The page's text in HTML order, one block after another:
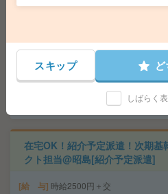
給 与 時給2100円～2200円＋交 【
50円～ ■給与の前払いが可能な速払い
交通費 交通費支給あり
東京都千代田区 東京メトロ有
在宅OK！紹介予定派遣！次期基
クト担当@昭島[紹介予定派遣]
給 与 時給2500円＋交
スキップ
しばらく